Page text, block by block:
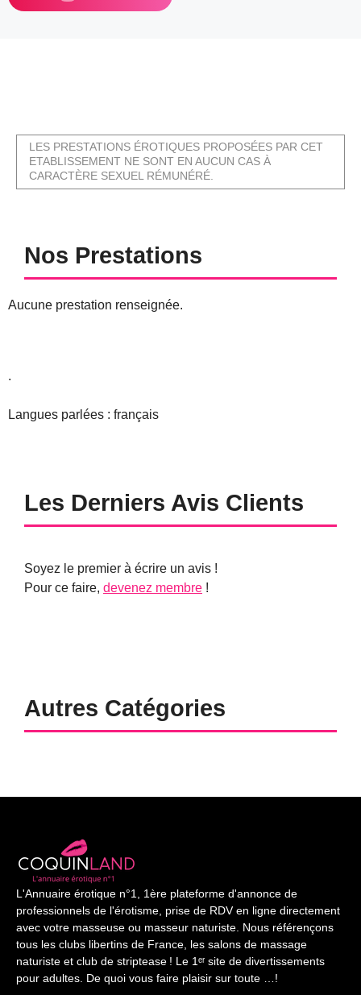
LES PRESTATIONS ÉROTIQUES PROPOSÉES PAR CET
ETABLISSEMENT NE SONT EN AUCUN CAS À
CARACTÈRE SEXUEL RÉMUNÉRÉ.
Nos Prestations
Aucune prestation renseignée.
.
Langues parlées : français
Les Derniers Avis Clients
Soyez le premier à écrire un avis !
Pour ce faire, devenez membre !
Autres Catégories
L'Annuaire érotique n°1, 1ère plateforme d'annonce de
professionnels de l'érotisme, prise de RDV en ligne directement
avec votre masseuse ou masseur naturiste. Nous référençons
tous les clubs libertins de France, les salons de massage
naturiste et club de striptease ! Le 1ᵉʳ site de divertissements
pour adultes. De quoi vous faire plaisir sur toute …!